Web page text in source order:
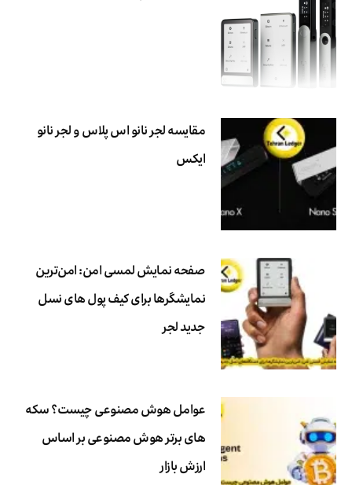
مقایسه لجر نانو اس پلاس و لجر نانو
ایکس
صفحه نمایش لمسی امن: امن‌ترین
نمایشگرها برای کیف پول های نسل
جدید لجر
عوامل هوش مصنوعی چیست؟ سکه
های برتر هوش مصنوعی بر اساس
ارزش بازار